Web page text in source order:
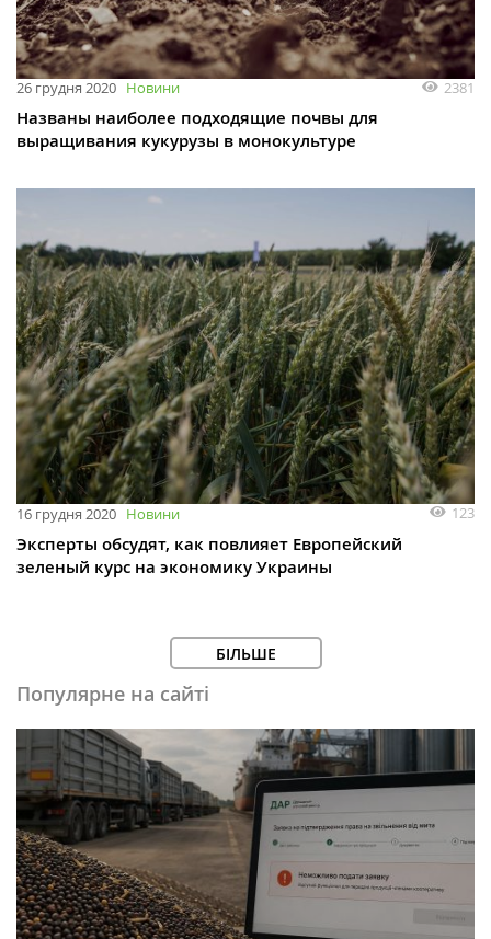
26 грудня 2020 Новини 2381
Названы наиболее подходящие почвы для
выращивания кукурузы в монокультуре
16 грудня 2020 Новини 123
Эксперты обсудят, как повлияет Европейский
зеленый курс на экономику Украины
БІЛЬШЕ
Популярне на сайті